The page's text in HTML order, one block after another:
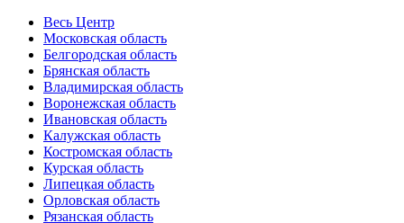
Весь Центр
Московская область
Белгородская область
Брянская область
Владимирская область
Воронежская область
Ивановская область
Калужская область
Костромская область
Курская область
Липецкая область
Орловская область
Рязанская область